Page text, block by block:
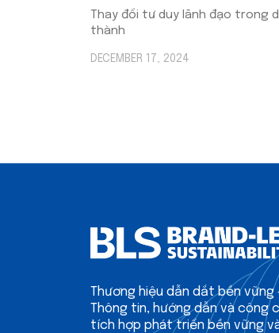
Thay đổi tư duy lãnh đạo trong
thành
DECEMBER 17, 2024
Thương hiệu dẫn dắt bền vững
Thông tin, hướng dẫn và công
tích hợp phát triển bền vững